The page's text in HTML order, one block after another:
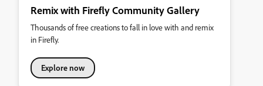
Remix with Firefly Community Gallery
Thousands of free creations to fall in love with and remix
in Firefly.
Explore now